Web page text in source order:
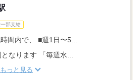
部支給
間内で、 ■週1日〜5...
なります 「毎週水...
もっと見る